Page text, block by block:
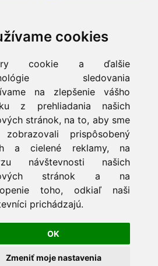
cookies
cookie a ďalšie
sledovania
na zlepšenie vášho
z prehliadania našich
stránok, na to, aby sme
prispôsobený
a cielené reklamy, na
návštevnosti našich
stránok a na
toho, odkiaľ naši
prichádzajú.
OK
Zmeniť moje nastavenia
v UML: Vyťažte maximum z
vývoj v UML: Praktické
Ako zefektívniť
UML: Kombinované použitie
PIM, PSM: Optimalizácia
tvorby softvéru s UML a CASE